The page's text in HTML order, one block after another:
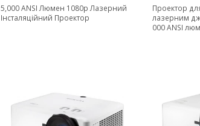
5,000 ANSI Люмен 1080p Лазерний
Інсталяційний Проектор
Проектор
лазерним
000 ANSI